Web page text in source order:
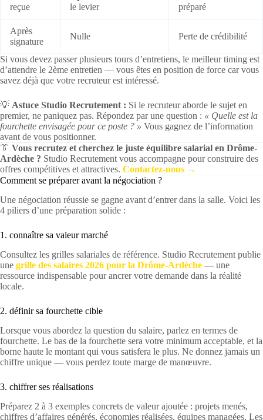
reçue
le levier
préparé
Après
signature
Nulle Perte de crédibilité
Si vous devez passer plusieurs tours d’entretiens, le meilleur timing est
d’attendre le 2ème entretien — vous êtes en position de force car vous
savez déjà que votre recruteur est intéressé.
💡 Astuce Studio Recrutement : Si le recruteur aborde le sujet en
premier, ne paniquez pas. Répondez par une question : « Quelle est la
fourchette envisagée pour ce poste ? » Vous gagnez de l’information
avant de vous positionner.
👔 Vous recrutez et cherchez le juste équilibre salarial en Drôme-
Ardèche ? Studio Recrutement vous accompagne pour construire des
offres compétitives et attractives. Contactez-nous →
Comment se préparer avant la négociation ?
Une négociation réussie se gagne avant d’entrer dans la salle. Voici les
4 piliers d’une préparation solide :
1. connaître sa valeur marché
Consultez les grilles salariales de référence. Studio Recrutement publie
une grille des salaires 2026 pour la Drôme-Ardèche — une
ressource indispensable pour ancrer votre demande dans la réalité
locale.
2. définir sa fourchette cible
Lorsque vous abordez la question du salaire, parlez en termes de
fourchette. Le bas de la fourchette sera votre minimum acceptable, et la
borne haute le montant qui vous satisfera le plus. Ne donnez jamais un
chiffre unique — vous perdez toute marge de manœuvre.
3. chiffrer ses réalisations
Préparez 2 à 3 exemples concrets de valeur ajoutée : projets menés,
chiffres d’affaires générés, économies réalisées, équipes managées. Les